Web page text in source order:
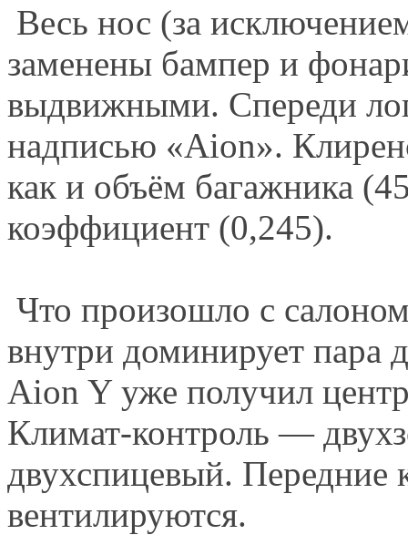
Весь нос (за
заменены бампер и
выдвижными. Спереди
надписью «Aion».
как и объём багажника
коэффициент (0,245).
Что произошло с
внутри доминирует пара
Aion Y уже получил
Климат-контроль —
двухспицевый. Передние
вентилируются.